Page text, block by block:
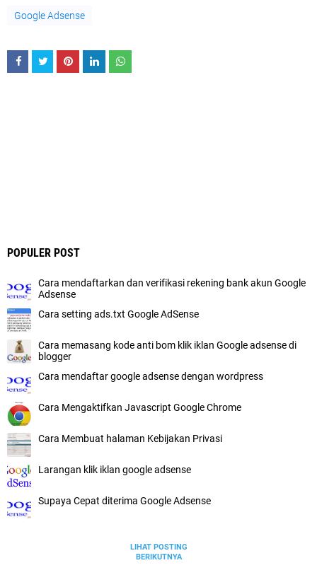
Google Adsense
POPULER POST
Cara mendaftarkan dan verifikasi rekening bank akun Google
Adsense
Cara setting ads.txt Google AdSense
Cara memasang kode anti bom klik iklan Google adsense di
blogger
Cara mendaftar google adsense dengan wordpress
Cara Mengaktifkan Javascript Google Chrome
Cara Membuat halaman Kebijakan Privasi
Larangan klik iklan google adsense
Supaya Cepat diterima Google Adsense
LIHAT POSTING
BERIKUTNYA